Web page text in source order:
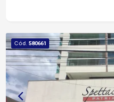
Cód. 580661